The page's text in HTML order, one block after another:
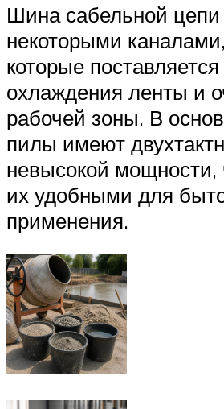
Шина сабельной
некоторыми
которые
охлаждения ленты и
рабочей зоны. В
пилы имеют
невысокой мощности,
их удобными для
применения.